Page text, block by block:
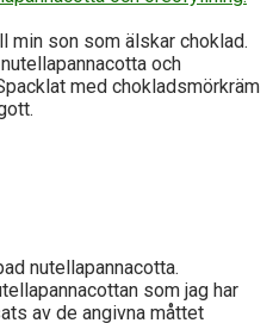
min son som älskar choklad.
och
med chokladsmörkräm
nutellapannacotta.
som jag har
av de angivna måttet